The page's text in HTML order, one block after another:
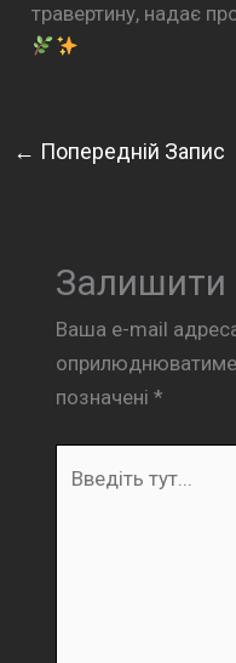
травертину, надає
← Попередній Запис
Залишити
Ваша e-mail
позначені *